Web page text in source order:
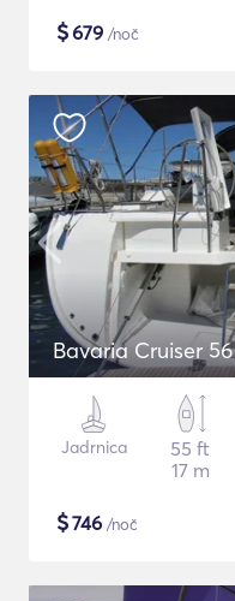
$679 /noč
Bavaria Cruiser 56
Jadrnica
55 ft
17 m
$746 /noč